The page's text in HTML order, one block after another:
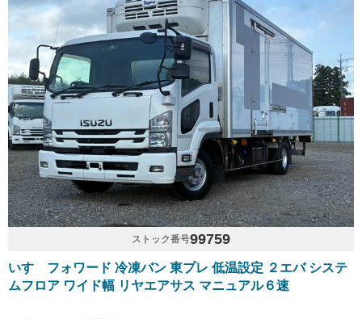
ストック番号99759
いすゞフォワード 冷凍バン 東プレ 低温設定 ２エバ システ
ムフロア ワイド幅 リヤエアサス マニュアル６速